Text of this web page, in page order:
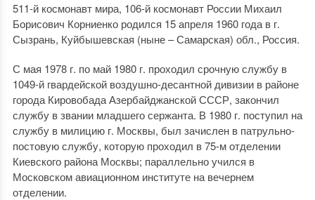
511-й космонавт мира, 106-й космонавт России Михаил
Борисович Корниенко родился 15 апреля 1960 года в г.
Сызрань, Куйбышевская (ныне – Самарская) обл., Россия.
С мая 1978 г. по май 1980 г. проходил срочную службу в
1049-й гвардейской воздушно-десантной дивизии в районе
города Кировобада Азербайджанской СССР, закончил
службу в звании младшего сержанта. В 1980 г. поступил на
службу в милицию г. Москвы, был зачислен в патрульно-
постовую службу, которую проходил в 75-м отделении
Киевского района Москвы; параллельно учился в
Московском авиационном институте на вечернем
отделении.